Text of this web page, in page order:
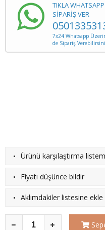
TIKLA
SİPARİŞ VER
7x24 Whatsapp
de Sipariş
· Ürünü karşılaştırma
· Fiyatı düşünce bildir
· Aklımdakiler listesine ekle